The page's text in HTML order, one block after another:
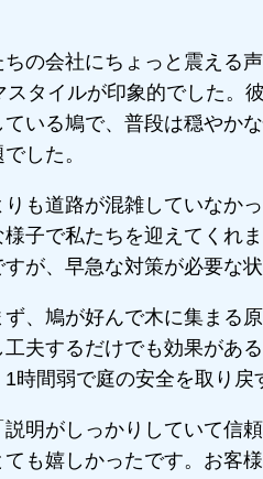
の会社にちょっと震える
タイルが印象的でした。
いる鳩で、普段は穏やか
した。
も道路が混雑していなか
子で私たちを迎えてくれ
が、早急な対策が必要な
、鳩が好んで木に集まる
夫するだけでも効果があ
時間弱で庭の安全を取り戻
明がしっかりしていて信
も嬉しかったです。お客